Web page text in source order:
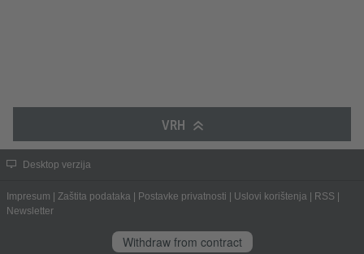
VRH
Desktop verzija
Impresum Zaštita podataka Postavke privatnosti Uslovi korištenja RSS
Newsletter
Withdraw from contract